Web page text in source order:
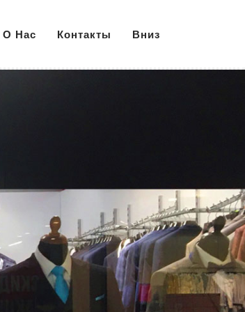
О Нас Контакты Вниз